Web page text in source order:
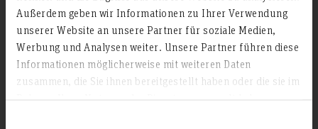
Außerdem geben wir Informationen zu Ihrer Verwendung
unserer Website an unsere Partner für soziale Medien,
Werbung und Analysen weiter. Unsere Partner führen diese
Informationen möglicherweise mit weiteren Daten
zusammen, die Sie ihnen bereitgestellt haben oder die sie im
Advisory Services
Communications and Marketing
Continuing education
Data protection